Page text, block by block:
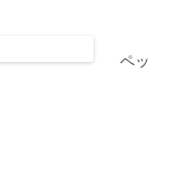
ペッ